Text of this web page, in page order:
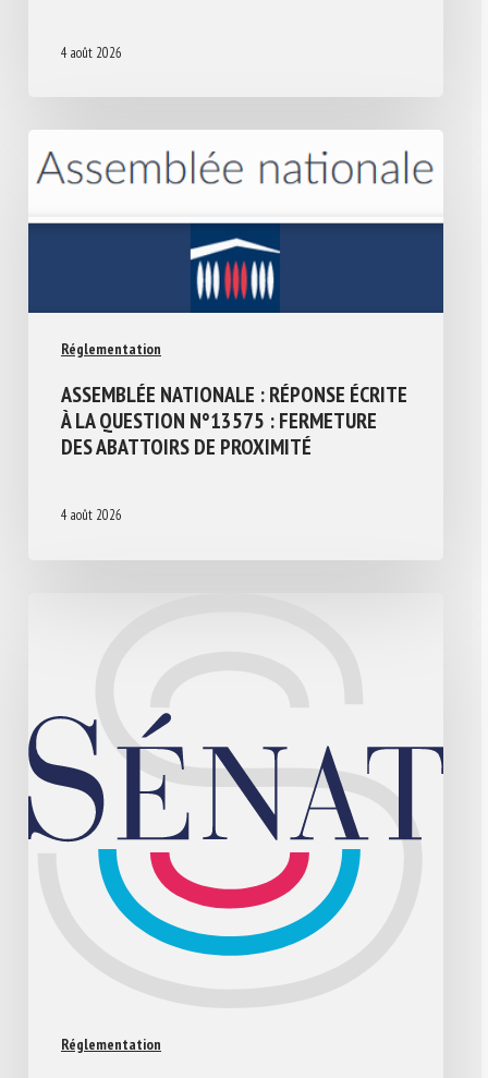
4 août 2026
Réglementation
ASSEMBLÉE NATIONALE : RÉPONSE ÉCRITE
À LA QUESTION N°13575 : FERMETURE
DES ABATTOIRS DE PROXIMITÉ
4 août 2026
Réglementation